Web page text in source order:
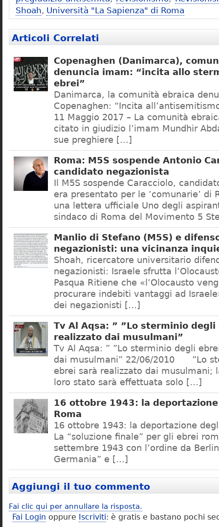
Shoah, Università "La Sapienza" di Roma
Articoli Correlati
Copenaghen (Danimarca),
denuncia imam: “incita allo
ebrei”
Danimarca, la comunità ebraica
Copenaghen: “Incita
11 Maggio 2017 – La comunità
citato in giudizio l’imam Mundhir
sue preghiere […]
Roma: M5S sospende Antonio
candidato negazionista
Il M5S sospende Caracciolo,
era presentato per le ‘comunarie’ di
una lettera ufficiale Uno degli
sindaco di Roma del Movimento 5
Manlio di Stefano (M5S) e
negazionisti: una vicinanza
Shoah, ricercatore universitario
negazionisti: Israele sfrutta
Pasqua Ritiene che «l’Olocausto
procurare indebiti vantaggi ad
dei negazionisti […]
Tv Al Aqsa: ” ”Lo sterminio degli
realizzato dai musulmani”
Tv Al Aqsa: ” ”Lo sterminio degli
dai musulmani” 22/06/2010 ”Lo
ebrei sarà realizzato dai musulmani;
loro stato sarà effettuata solo […]
16 ottobre 1943: la
Roma
16 ottobre 1943: la deportazione
La “soluzione finale” per gli ebrei
settembre 1943 con l’ordine da
Germania” e […]
Aggiungi il tuo commento
Fai clic qui per annullare la risposta.
Fai Login oppure Iscriviti: è gratis e bastano pochi